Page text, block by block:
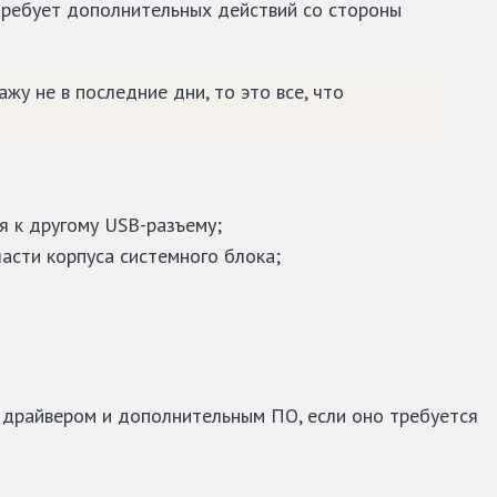
дополнительных действий со стороны
не в последние дни, то это все, что
к другому USB-разъему;
корпуса системного блока;
и дополнительным ПО, если оно требуется